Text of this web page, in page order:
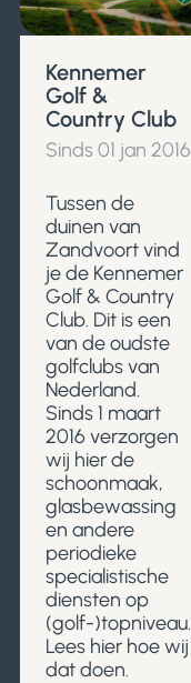
Kennemer
Golf &
Country Club
Sinds 01 jan 2016
Tussen de
duinen van
Zandvoort vind
je de Kennemer
Golf & Country
Club. Dit is een
van de oudste
golfclubs van
Nederland.
Sinds 1 maart
2016 verzorgen
wij hier de
schoonmaak,
glasbewassing
en andere
periodieke
specialistische
diensten op
(golf-)topniveau.
Lees hier hoe wij
dat doen.